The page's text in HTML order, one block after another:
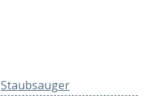
Staubsauger